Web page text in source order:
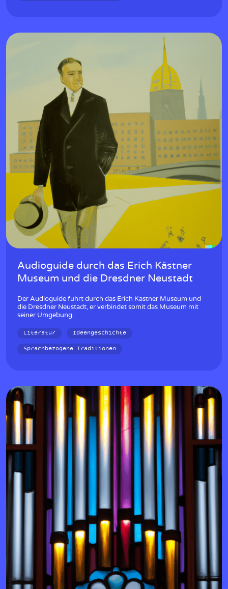
Audioguide durch das Erich Kästner
Museum und die Dresdner Neustadt
Der Audioguide führt durch das Erich Kästner Museum und
die Dresdner Neustadt, er verbindet somit das Museum mit
seiner Umgebung.
Literatur
Ideengeschichte
Sprachbezogene Traditionen